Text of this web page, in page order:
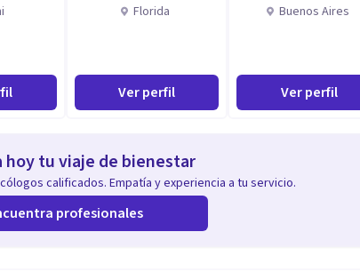
Florida
Ver perfil
Buenos Aires
Ver perfil
hoy tu viaje de bienestar
calificados. Empatía y experiencia a tu servicio.
profesionales